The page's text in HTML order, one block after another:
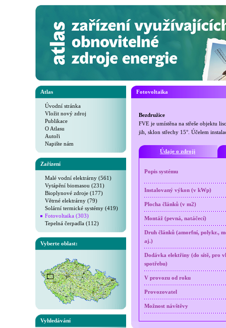
Atlas
Úvodní stránka
Vložit nový zdroj
Publikace
O Atlasu
Autoři
Napište nám
Zařízení
Malé vodní elektrárny (561)
Vytápění biomasou (231)
Bioplynové zdroje (177)
Větrné elektrárny (79)
Solární termické systémy (419)
Fotovoltaika (303)
Tepelná čerpadla (112)
Vyberte oblast:
Vyhledávání
Fotovoltaika
Bezdružice
FVE je umístěna na střeše objektu
jih, sklon střechy 15°. Účelem
Údaje o zdroji
Popis systému
Instalovaný výkon (v kWp)
Plocha článků (v m2)
Montáž (pevná, natáčecí)
Druh článků (amorfní, polykr.,
aj.)
Dodávka elektřiny (do sítě, pro
spotřebu)
V provozu od roku
Provozovatel
Možnost návštěvy